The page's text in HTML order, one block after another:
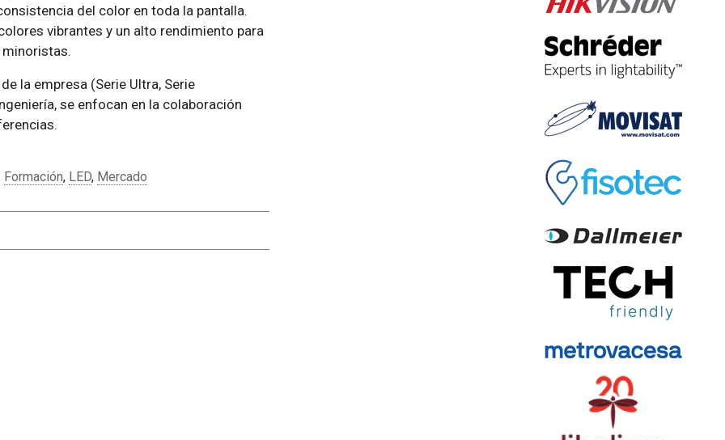
del color en toda la pantalla.
vibrantes y un alto rendimiento para
la empresa (Serie Ultra, Serie
se enfocan en la colaboración
Formación, LED, Mercado